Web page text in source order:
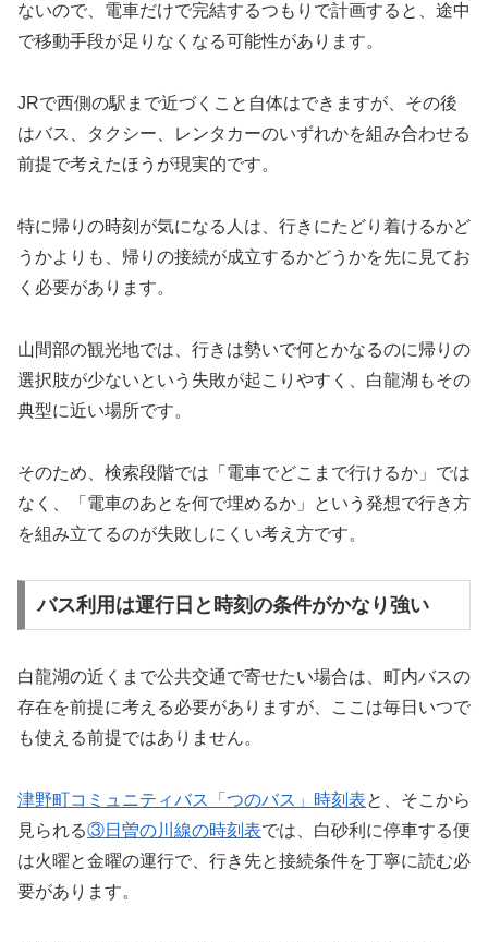
ないので、電車だけで完結するつもりで計画すると、途中
で移動手段が足りなくなる可能性があります。
JRで西側の駅まで近づくこと自体はできますが、その後
はバス、タクシー、レンタカーのいずれかを組み合わせる
前提で考えたほうが現実的です。
特に帰りの時刻が気になる人は、行きにたどり着けるかど
うかよりも、帰りの接続が成立するかどうかを先に見てお
く必要があります。
山間部の観光地では、行きは勢いで何とかなるのに帰りの
選択肢が少ないという失敗が起こりやすく、白龍湖もその
典型に近い場所です。
そのため、検索段階では「電車でどこまで行けるか」では
なく、「電車のあとを何で埋めるか」という発想で行き方
を組み立てるのが失敗しにくい考え方です。
バス利用は運行日と時刻の条件がかなり強い
白龍湖の近くまで公共交通で寄せたい場合は、町内バスの
存在を前提に考える必要がありますが、ここは毎日いつで
も使える前提ではありません。
津野町コミュニティバス「つのバス」時刻表と、そこから
見られる③日曽の川線の時刻表では、白砂利に停車する便
は火曜と金曜の運行で、行き先と接続条件を丁寧に読む必
要があります。